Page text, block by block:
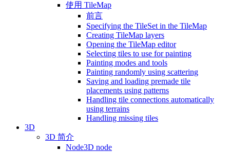
使用 TileMap
前言
Specifying the TileSet in the TileMap
Creating TileMap layers
Opening the TileMap editor
Selecting tiles to use for painting
Painting modes and tools
Painting randomly using scattering
Saving and loading premade tile
placements using patterns
Handling tile connections automatically
using terrains
Handling missing tiles
3D
3D 简介
Node3D node